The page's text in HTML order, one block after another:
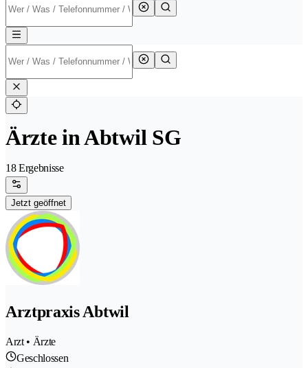
Ärzte in Abtwil SG
18 Ergebnisse
Jetzt geöffnet
Arztpraxis Abtwil
Arzt • Ärzte
Geschlossen